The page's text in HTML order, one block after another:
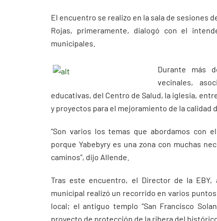
El encuentro se realizo en la sala de sesiones
Rojas, primeramente, dialogó con el
municipales.
Durante más
vecinales,
educativas, del Centro de Salud, la iglesia,
y proyectos para el mejoramiento de la calidad
“Son varios los temas que abordamos con
porque Yabebyry es una zona con muchas
caminos”, dijo Allende.
Tras este encuentro, el Director de la EBY,
municipal realizó un recorrido en varios
local; el antiguo templo “San Francisco
proyecto de protección de la ribera del histórico